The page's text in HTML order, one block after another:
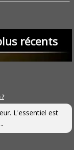
récents
L'essentiel est